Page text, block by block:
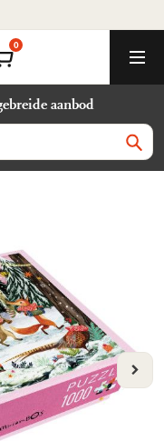
Winkelmand
0
aanbod